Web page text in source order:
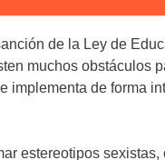
de la Ley de
muchos obstáculos
implementa de forma
estereotipos sexistas,